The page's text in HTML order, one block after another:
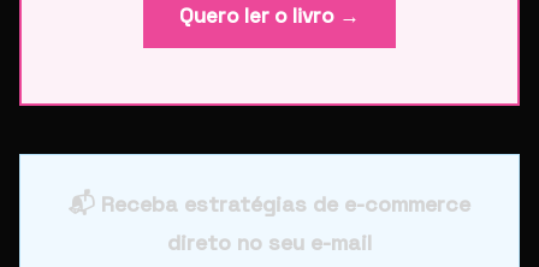
Quero ler o livro →
📬 Receba estratégias de e-commerce
direto no seu e-mail